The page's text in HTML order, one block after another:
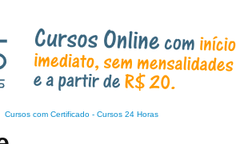
Cursos com Certificado- Cursos 24 Horas